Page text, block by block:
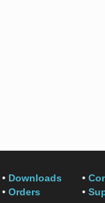
• Downloads
• Orders
•
•